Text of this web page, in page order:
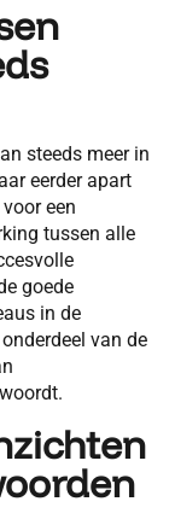
steeds meer in
eerder apart
een
tussen alle
goede
in de
van de